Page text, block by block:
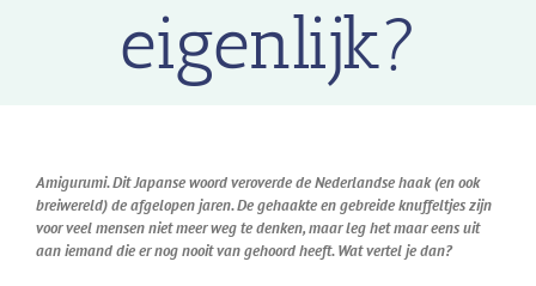
eigenlijk?
Amigurumi. Dit Japanse woord veroverde de Nederlandse haak (en ook
breiwereld) de afgelopen jaren. De gehaakte en gebreide knuffeltjes zijn
voor veel mensen niet meer weg te denken, maar leg het maar eens uit
aan iemand die er nog nooit van gehoord heeft. Wat vertel je dan?